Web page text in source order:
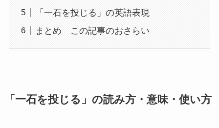
「一石を投じる」の英語表現
まとめ この記事のおさらい
「一石を投じる」の読み方・意味・使い方